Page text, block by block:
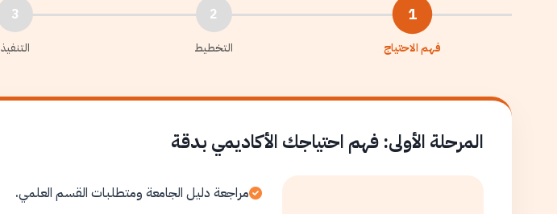
1
فهم الاحتياج
2
التخطيط
3
التنفيذ
المرحلة الأولى: فهم احتياجك الأكاديمي بدقة
مراجعة دليل الجامعة ومتطلبات القسم العلمي.